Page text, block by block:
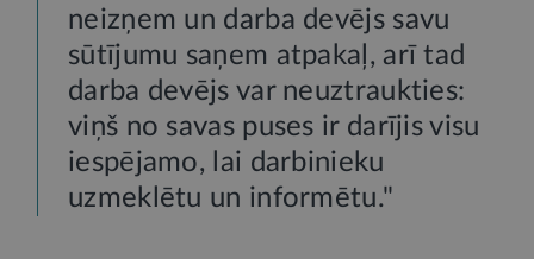
neizņem un darba devējs savu
sūtījumu saņem atpakaļ, arī tad
darba devējs var neuztraukties:
viņš no savas puses ir darījis visu
iespējamo, lai darbinieku
uzmeklētu un informētu."